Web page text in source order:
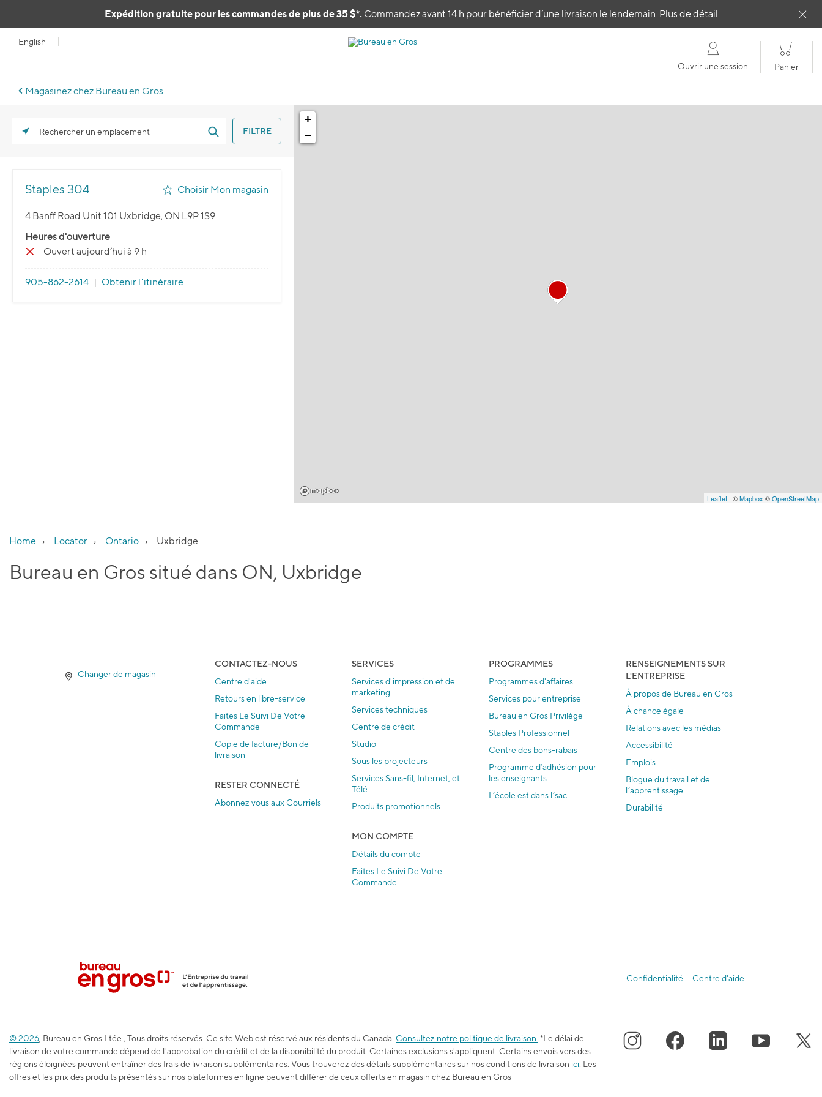
Expédition gratuite pour les commandes de plus de 35 $*. Commandez avant 14 h pour bénéficier d’une livraison le lendemain. Plus de détail
English
Ouvrir une session Panier
Magasinez chez Bureau en Gros
Rechercher un emplacement
FILTRE
Staples 304 Choisir Mon magasin
4 Banff Road Unit 101 Uxbridge, ON L9P 1S9
Heures d'ouverture
Ouvert aujourd’hui à 9 h
905-862-2614 | Obtenir l'itinéraire
+
−
Leaflet | ©Mapbox ©OpenStreetMap
Home Locator Ontario Uxbridge
Bureau en Gros situé dans ON, Uxbridge
Changer de magasin
CONTACTEZ-NOUS
Centre d'aide
Retours en libre-service
Faites Le Suivi De Votre
Commande
Copie de facture/Bon de
livraison
RESTER CONNECTÉ
Abonnez vous aux Courriels
SERVICES
Services d'impression et de
marketing
Services techniques
Centre de crédit
Studio
Sous les projecteurs
Services Sans-fil, Internet, et
Télé
Produits promotionnels
MON COMPTE
Détails du compte
Faites Le Suivi De Votre
Commande
PROGRAMMES
Programmes d'affaires
Services pour entreprise
Bureau en Gros Privilège
Staples Professionnel
Centre des bons-rabais
Programme d’adhésion pour
les enseignants
L’école est dans l’sac
RENSEIGNEMENTS SUR
L'ENTREPRISE
À propos de Bureau en Gros
À chance égale
Relations avec les médias
Accessibilité
Emplois
Blogue du travail et de
l’apprentissage
Durabilité
Confidentialité Centre d'aide
© 2026 , Bureau en Gros Ltée., Tous droits réservés. Ce site Web est réservé aux résidents du Canada. Consultez notre politique de livraison. *Le délai de
livraison de votre commande dépend de l'approbation du crédit et de la disponibilité du produit. Certaines exclusions s'appliquent. Certains envois vers des
régions éloignées peuvent entraîner des frais de livraison supplémentaires. Vous trouverez des détails supplémentaires sur nos conditions de livraison ici . Les
offres et les prix des produits présentés sur nos plateformes en ligne peuvent différer de ceux offerts en magasin chez Bureau en Gros